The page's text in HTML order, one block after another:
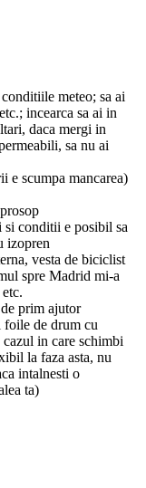
meteo; sa ai
incearca sa ai in
daca mergi in
sa nu ai
e scumpa mancarea)
conditii e posibil sa
izopren
vesta de biciclist
spre Madrid mi-a
prim ajutor
foile de drum cu
in care schimbi
la faza asta, nu
intalnesti o
ta)